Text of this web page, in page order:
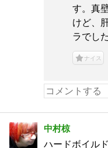
す。真
けど、
ラでし
ナイス
中村椋
ハードボイル